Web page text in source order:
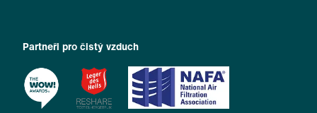
Partneři pro čistý vzduch